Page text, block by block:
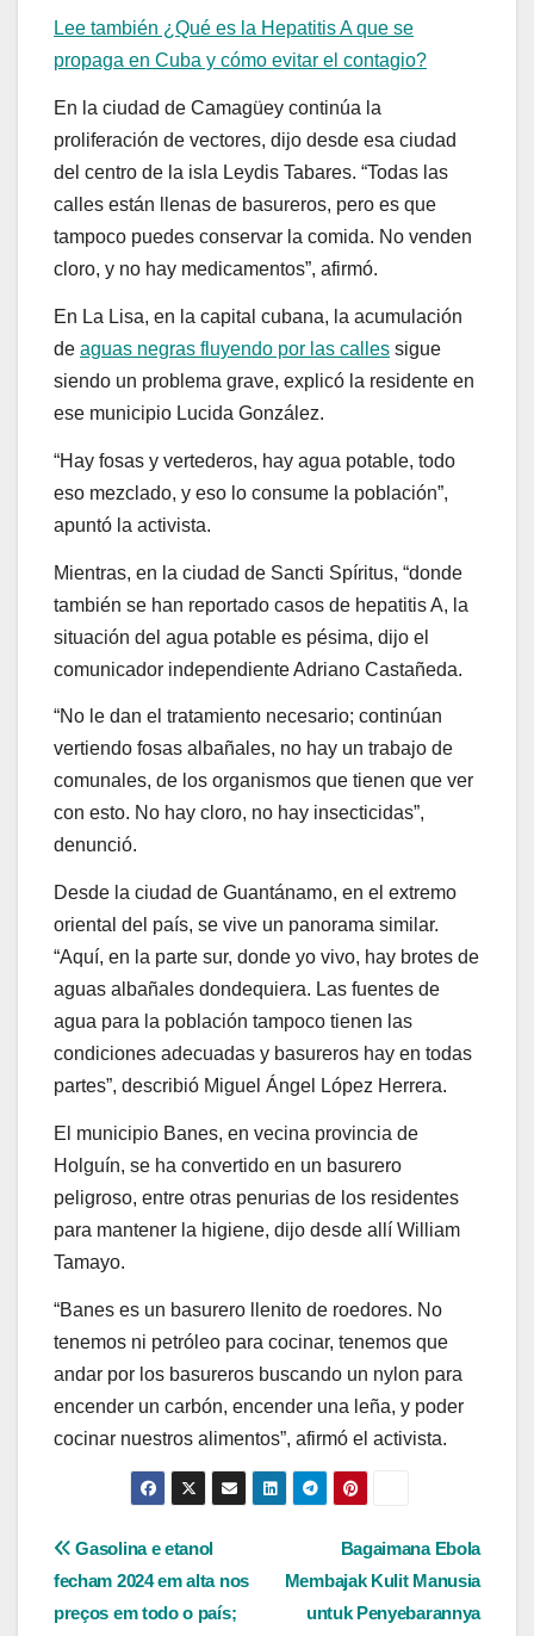
Lee también ¿Qué es la Hepatitis A que se
propaga en Cuba y cómo evitar el contagio?
En la ciudad de Camagüey continúa la
proliferación de vectores, dijo desde esa ciudad
del centro de la isla Leydis Tabares. “Todas las
calles están llenas de basureros, pero es que
tampoco puedes conservar la comida. No venden
cloro, y no hay medicamentos”, afirmó.
En La Lisa, en la capital cubana, la acumulación
de aguas negras fluyendo por las calles sigue
siendo un problema grave, explicó la residente en
ese municipio Lucida González.
“Hay fosas y vertederos, hay agua potable, todo
eso mezclado, y eso lo consume la población”,
apuntó la activista.
Mientras, en la ciudad de Sancti Spíritus, “donde
también se han reportado casos de hepatitis A, la
situación del agua potable es pésima, dijo el
comunicador independiente Adriano Castañeda.
“No le dan el tratamiento necesario; continúan
vertiendo fosas albañales, no hay un trabajo de
comunales, de los organismos que tienen que ver
con esto. No hay cloro, no hay insecticidas”,
denunció.
Desde la ciudad de Guantánamo, en el extremo
oriental del país, se vive un panorama similar.
“Aquí, en la parte sur, donde yo vivo, hay brotes de
aguas albañales dondequiera. Las fuentes de
agua para la población tampoco tienen las
condiciones adecuadas y basureros hay en todas
partes”, describió Miguel Ángel López Herrera.
El municipio Banes, en vecina provincia de
Holguín, se ha convertido en un basurero
peligroso, entre otras penurias de los residentes
para mantener la higiene, dijo desde allí William
Tamayo.
“Banes es un basurero llenito de roedores. No
tenemos ni petróleo para cocinar, tenemos que
andar por los basureros buscando un nylon para
encender un carbón, encender una leña, y poder
cocinar nuestros alimentos”, afirmó el activista.
Navegação
de
Bagaimana Ebola
Membajak Kulit Manusia
untuk Penyebarannya
Gasolina e etanol
fecham 2024 em alta nos
preços em todo o país;